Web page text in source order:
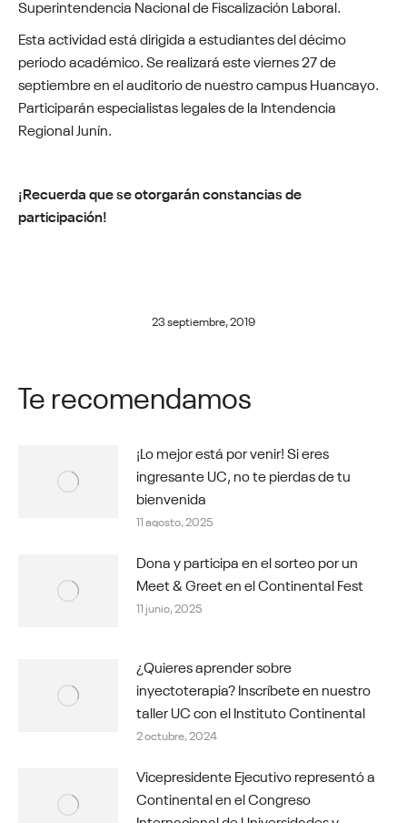
Superintendencia Nacional de Fiscalización Laboral.
Esta actividad está dirigida a estudiantes del décimo
periodo académico. Se realizará este viernes 27 de
septiembre en el auditorio de nuestro campus Huancayo.
Participarán especialistas legales de la Intendencia
Regional Junín.
¡Recuerda que se otorgarán constancias de
participación!
23 septiembre, 2019
Te recomendamos
¡Lo mejor está por venir! Si eres
ingresante UC, no te pierdas de tu
bienvenida
11 agosto, 2025
Dona y participa en el sorteo por un
Meet & Greet en el Continental Fest
11 junio, 2025
¿Quieres aprender sobre
inyectoterapia? Inscríbete en nuestro
taller UC con el Instituto Continental
2 octubre, 2024
Vicepresidente Ejecutivo representó a
Continental en el Congreso